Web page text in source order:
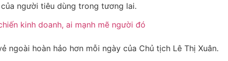
người tiêu dùng trong tương lai.
ngoài hoàn hảo hơn mỗi ngày của Chủ tịch Lê Thị Xuân.